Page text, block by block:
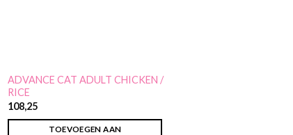
ADVANCE CAT ADULT CHICKEN /
RICE
108,25
TOEVOEGEN AAN